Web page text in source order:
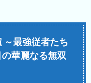
～最強従者たち
華麗なる無双